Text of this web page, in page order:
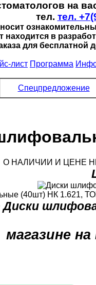
на
тел. тел.
находится в
для бесплатной
лист Программа
Спецпредложение
О НАЛИЧИИ И ЦЕНЕ
(40шт) НК 1.621,
Диски
магазине